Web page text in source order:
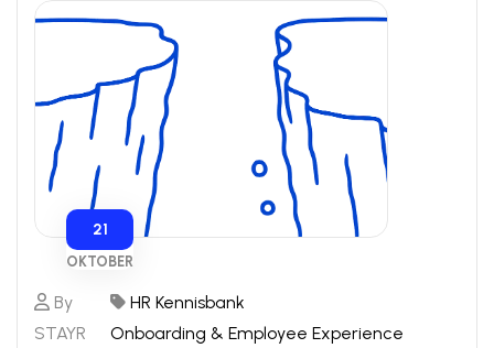
By
STAYR
HR Kennisbank
Onboarding & Employee Experience
21
OKTOBER